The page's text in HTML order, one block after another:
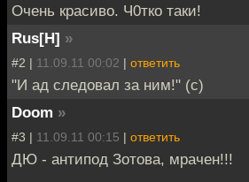
Очень красиво. Ч0тко таки!
Rus[H] »
#2 | 11.09.11 00:02 | ответить
"И ад следовал за ним!" (с)
Doom »
#3 | 11.09.11 00:15 | ответить
ДЮ - антипод Зотова, мрачен!!!